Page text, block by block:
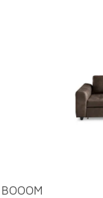
BOOOM